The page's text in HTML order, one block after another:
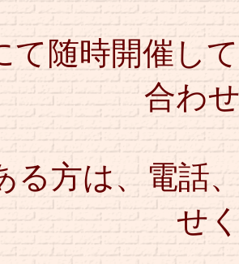
て随時開催し
合わ
る方は、電話
せ